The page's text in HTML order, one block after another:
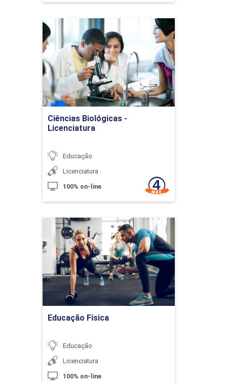
Organização Curricular
10h
Currículo e Infância
Currículo: Multiletramento em
Ambientes Educacionais
10h
Ciências Biológicas -
Licenciatura
Educação
Licenciatura
100% on-line
Ciências Biológicas -
Licenciatura
Detalhes do curso
Ir para Inscrição
Educação Física
Educação
Licenciatura
100% on-line
Educação Física
Detalhes do curso
Ir para Inscrição